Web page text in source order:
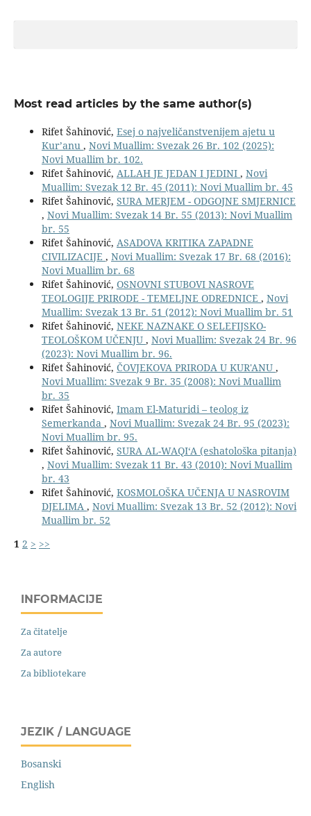
Most read articles by the same author(s)
Rifet Šahinović, Esej o najveličanstvenijem ajetu u
Kur’anu , Novi Muallim: Svezak 26 Br. 102 (2025):
Novi Muallim br. 102.
Rifet Šahinović, ALLAH JE JEDAN I JEDINI , Novi
Muallim: Svezak 12 Br. 45 (2011): Novi Muallim br. 45
Rifet Šahinović, SURA MERJEM - ODGOJNE SMJERNICE
, Novi Muallim: Svezak 14 Br. 55 (2013): Novi Muallim
br. 55
Rifet Šahinović, ASADOVA KRITIKA ZAPADNE
CIVILIZACIJE , Novi Muallim: Svezak 17 Br. 68 (2016):
Novi Muallim br. 68
Rifet Šahinović, OSNOVNI STUBOVI NASROVE
TEOLOGIJE PRIRODE - TEMELJNE ODREDNICE , Novi
Muallim: Svezak 13 Br. 51 (2012): Novi Muallim br. 51
Rifet Šahinović, NEKE NAZNAKE O SELEFIJSKO-
TEOLOŠKOM UČENJU , Novi Muallim: Svezak 24 Br. 96
(2023): Novi Muallim br. 96.
Rifet Šahinović, ČOVJEKOVA PRIRODA U KUR'ANU ,
Novi Muallim: Svezak 9 Br. 35 (2008): Novi Muallim
br. 35
Rifet Šahinović, Imam El-Maturidi – teolog iz
Semerkanda , Novi Muallim: Svezak 24 Br. 95 (2023):
Novi Muallim br. 95.
Rifet Šahinović, SURA AL-WAQI‘A (eshatološka pitanja)
, Novi Muallim: Svezak 11 Br. 43 (2010): Novi Muallim
br. 43
Rifet Šahinović, KOSMOLOŠKA UČENJA U NASROVIM
DJELIMA , Novi Muallim: Svezak 13 Br. 52 (2012): Novi
Muallim br. 52
1 2 > >>
INFORMACIJE
Za čitatelje
Za autore
Za bibliotekare
JEZIK / LANGUAGE
Bosanski
English